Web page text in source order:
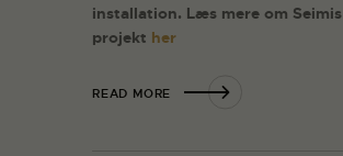
installation. Læs mere om Seimis
projekt her
READ MORE